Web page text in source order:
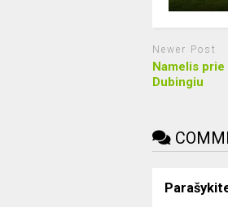
Newer Post
Namelis
Dubingiu